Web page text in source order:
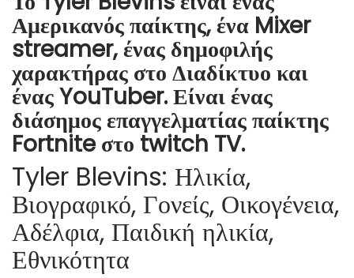
Αμερικανός παίκτης, ένα Mixer
streamer, ένας δημοφιλής
χαρακτήρας στο Διαδίκτυο και
ένας YouTuber. Είναι ένας
διάσημος επαγγελματίας παίκτης
Fortnite στο twitch TV.
Tyler Blevins: Ηλικία,
Βιογραφικό, Γονείς, Οικογένεια,
Αδέλφια, Παιδική ηλικία,
Εθνικότητα